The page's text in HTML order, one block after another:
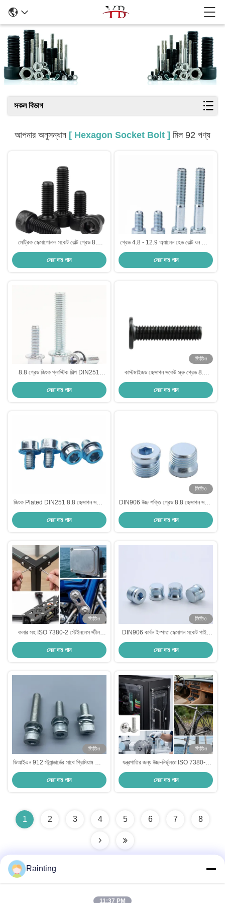
সকল বিভাগ
আপনার অনুসন্ধান [ Hexagon Socket Bolt ] মিল 92 পণ্য
মেট্রিক হেক্সাগোনাল সকেট বোল্ট গ্রেড 8.8
12.9 পনির মাথা বোল্ট
সেরা দাম পান
গ্রেড 4.8 - 12.9 অ্যালেন হেড বোল্ট ঘন থ্রেড
হেক্সাগন সকেট বোল্ট
সেরা দাম পান
8.8 গ্রেড জিংক প্লাস্টিক শিল্প DIN251
হেক্সাগন সকেট ফ্ল্যাঞ্জ হেড অ্যালেন স্ক্রু
সেরা দাম পান
ভিডিও
কাস্টমাইজড হেক্সাগন সকেট স্ক্রু গ্রেড 8.8
কালো স্ক্রু প্যান হেড
সেরা দাম পান
জিংক Plated DIN251 8.8 হেক্সাগন সকেট
ফ্ল্যাঞ্জ হেড অ্যালান বোল্ট
সেরা দাম পান
ভিডিও
DIN906 উচ্চ শক্তি গ্রেড 8.8 হেক্সাগন সকেট
পাইপ প্লাগ
সেরা দাম পান
ভিডিও
কলার সহ ISO 7380-2 স্টেইনলেস স্টীল
হেক্সাগন সকেট বোতামের হেড স্ক্রু
সেরা দাম পান
ভিডিও
DIN906 কার্বন ইস্পাত হেক্সাগন সকেট পাইপ
প্লাগ
সেরা দাম পান
ভিডিও
ডিআইএন 912 স্ট্যান্ডার্ডের সাথে প্রিমিয়াম জিংক
প্ল্যাটড হেক্স সকেট বোল্টস 12.9 ক্লাস
সেরা দাম পান
ভিডিও
যন্ত্রপাতির জন্য উচ্চ-নির্ভুলতা ISO 7380-2
হেক্স সকেট ফ্ল্যাঞ্জ বাটন হেড বোল্ট
সেরা দাম পান
1 2 3 4 5 6 7 8
Rainting
11:37 PM